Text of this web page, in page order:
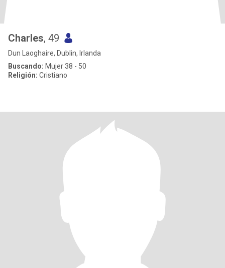
Charles, 49
Dun Laoghaire, Dublin, Irlanda
Buscando: Mujer 38 - 50
Religión: Cristiano